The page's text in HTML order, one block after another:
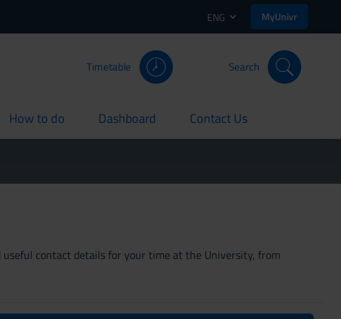
ENG MyUnivr
Timetable Search
How to do
current Dashboard
current Contact Us
current
contact details for your time at the University, from